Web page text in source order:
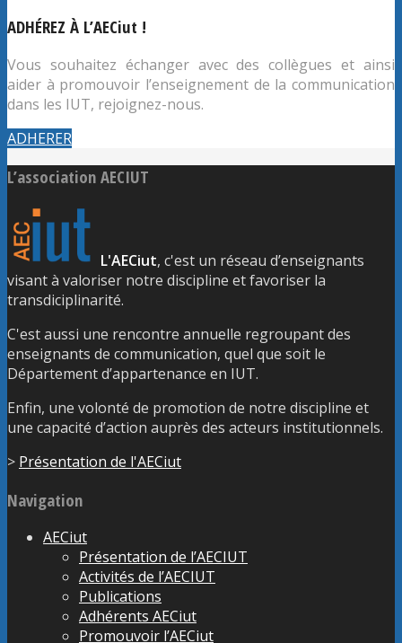
ADHÉREZ À L’AECiut !
Vous souhaitez échanger avec des collègues et ainsi
aider à promouvoir l’enseignement de la communication
dans les IUT, rejoignez-nous.
ADHERER
L’association AECIUT
L'AECiut, c'est un réseau d’enseignants
visant à valoriser notre discipline et favoriser la
transdiciplinarité.
C'est aussi une rencontre annuelle regroupant des
enseignants de communication, quel que soit le
Département d’appartenance en IUT.
Enfin, une volonté de promotion de notre discipline et
une capacité d’action auprès des acteurs institutionnels.
> Présentation de l'AECiut
Navigation
AECiut
Présentation de l’AECIUT
Activités de l’AECIUT
Publications
Adhérents AECiut
Promouvoir l’AECiut